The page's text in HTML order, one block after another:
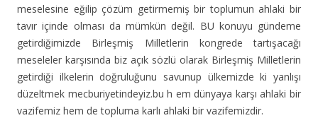
meselesine eğilip çözüm getirmemiş bir toplumun ahlaki bir
tavır içinde olması da mümkün değil. BU konuyu gündeme
getirdiğimizde Birleşmiş Milletlerin kongrede tartışacağı
meseleler karşısında biz açık sözlü olarak Birleşmiş Milletlerin
getirdiği ilkelerin doğruluğunu savunup ülkemizde ki yanlışı
düzeltmek mecburiyetindeyiz.bu h em dünyaya karşı ahlaki bir
vazifemiz hem de topluma karlı ahlaki bir vazifemizdir.